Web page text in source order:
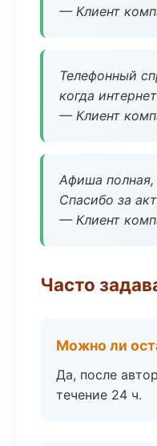
— Клиент
Телефонный
когда
— Клиент
Афиша полная,
Спасибо за
— Клиент
Часто
Можно ли
Да, после
течение 24 ч.